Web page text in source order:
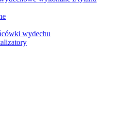
wydechu